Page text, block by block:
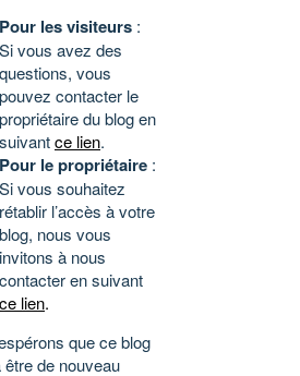
Pour les visiteurs :
Si vous avez des
questions, vous
pouvez contacter le
propriétaire du blog en
suivantce lien.
Pour le propriétaire :
Si vous souhaitez
rétablir l’accès à votre
blog, nous vous
invitons à nous
contacter en suivant
ce lien.
que ce blog
être de nouveau